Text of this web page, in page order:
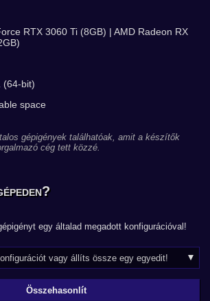
RTX 3060 Ti (8GB) | AMD Radeon RX
(64-bit)
space
gépigények találhatóak, amit a készítők
cég tett közzé.
egy általad megadott konfigurációval!